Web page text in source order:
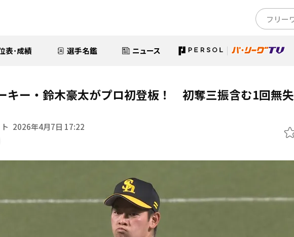
表･成績 選手名鑑 ニュース
キー・鈴木豪太がプロ初登板！ 初奪三振含む1回無失
2026年4月7日 17:22